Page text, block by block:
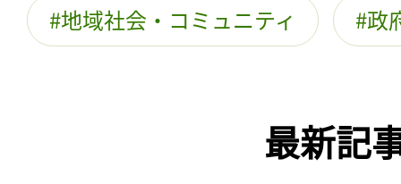
地域社会・コミュニティ 政
最新記